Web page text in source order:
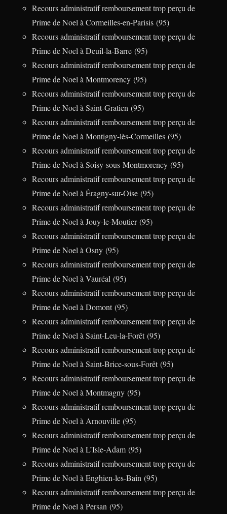
Recours administratif remboursement trop perçu de
Prime de Noel à Cormeilles-en-Parisis (95)
Recours administratif remboursement trop perçu de
Prime de Noel à Deuil-la-Barre (95)
Recours administratif remboursement trop perçu de
Prime de Noel à Montmorency (95)
Recours administratif remboursement trop perçu de
Prime de Noel à Saint-Gratien (95)
Recours administratif remboursement trop perçu de
Prime de Noel à Montigny-lès-Cormeilles (95)
Recours administratif remboursement trop perçu de
Prime de Noel à Soisy-sous-Montmorency (95)
Recours administratif remboursement trop perçu de
Prime de Noel à Éragny-sur-Oise (95)
Recours administratif remboursement trop perçu de
Prime de Noel à Jouy-le-Moutier (95)
Recours administratif remboursement trop perçu de
Prime de Noel à Osny (95)
Recours administratif remboursement trop perçu de
Prime de Noel à Vauréal (95)
Recours administratif remboursement trop perçu de
Prime de Noel à Domont (95)
Recours administratif remboursement trop perçu de
Prime de Noel à Saint-Leu-la-Forêt (95)
Recours administratif remboursement trop perçu de
Prime de Noel à Saint-Brice-sous-Forêt (95)
Recours administratif remboursement trop perçu de
Prime de Noel à Montmagny (95)
Recours administratif remboursement trop perçu de
Prime de Noel à Arnouville (95)
Recours administratif remboursement trop perçu de
Prime de Noel à L’Isle-Adam (95)
Recours administratif remboursement trop perçu de
Prime de Noel à Enghien-les-Bain (95)
Recours administratif remboursement trop perçu de
Prime de Noel à Persan (95)